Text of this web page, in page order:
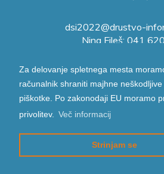
Za delovanje spletnega mesta
računalnik shraniti majhne
piškotke. Po zakonodaji EU moramo
privolitev. Več informacij
Strinjam se
dsi2022@drustvo-
Nina Fileš: 041
TRR: SI56 0208 3001
DDV: